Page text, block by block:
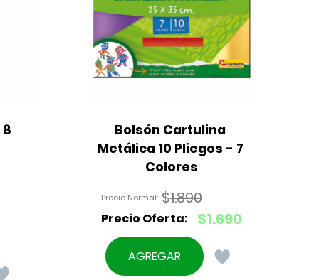
Bolsón Cartulina
Metálica 10 Pliegos - 7
Colores
$1.890
El
precio
original
$1.690
El
precio
actual
AGREGAR